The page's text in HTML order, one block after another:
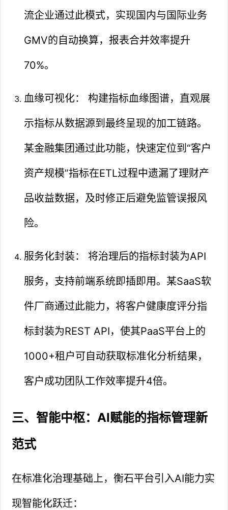
流企业通过此模式，实现国内与国际业务
GMV的自动换算，报表合并效率提升
70%。
血缘可视化： 构建指标血缘图谱，直观展
示指标从数据源到最终呈现的加工链路。
某金融集团通过此功能，快速定位到“客户
资产规模”指标在ETL过程中遗漏了理财产
品收益数据，及时修正后避免监管误报风
险。
服务化封装： 将治理后的指标封装为API
服务，支持前端系统即插即用。某SaaS软
件厂商通过此能力，将客户健康度评分指
标封装为REST API，使其PaaS平台上的
1000+租户可自动获取标准化分析结果，
客户成功团队工作效率提升4倍。
三、智能中枢：AI赋能的指标管理新
范式
在标准化治理基础上，衡石平台引入AI能力实
现智能化跃迁：